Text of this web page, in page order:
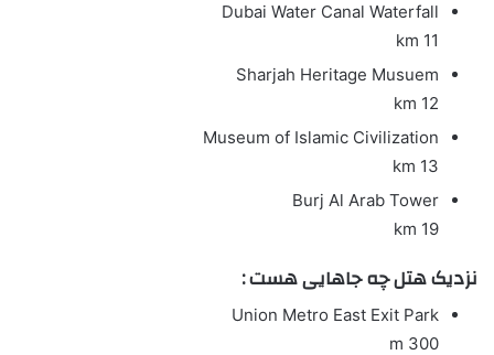
Dubai Water Canal Waterfall
11 km
Sharjah Heritage Musuem
12 km
Museum of Islamic Civilization
13 km
Burj Al Arab Tower
19 km
نزدیک هتل چه جاهایی هست :
Union Metro East Exit Park
300 m